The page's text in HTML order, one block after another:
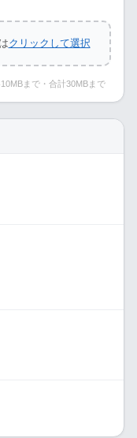
クリックして選択
まで・合計30MBまで